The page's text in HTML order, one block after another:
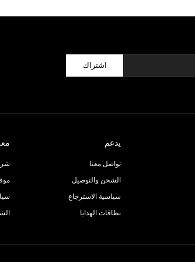
اشتراك
يدعم
تواصل معنا
الشحن والتوصيل
سياسية الاسترجاع
بطاقات الهدايا